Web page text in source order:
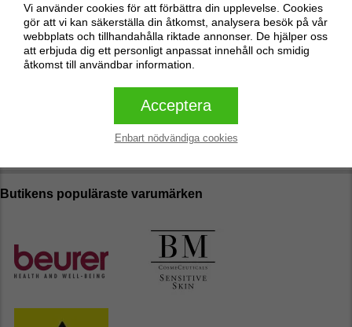
Vi använder cookies för att förbättra din upplevelse. Cookies
gör att vi kan säkerställa din åtkomst, analysera besök på vår
webbplats och tillhandahålla riktade annonser. De hjälper oss
att erbjuda dig ett personligt anpassat innehåll och smidig
åtkomst till användbar information.
Acceptera
Enbart nödvändiga cookies
0 Recensioner
Inga recensioner
Skriv en recension
Butikens populäraste varumärken